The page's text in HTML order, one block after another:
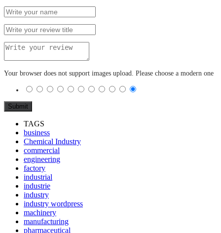
Your browser does not support images upload. Please choose a modern one
TAGS
business
Chemical Industry
commercial
engineering
factory
industrial
industrie
industry
industry wordpress
machinery
manufacturing
pharmaceutical